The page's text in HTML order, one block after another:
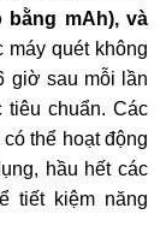
mAh), và
máy quét không
giờ sau mỗi lần
tiêu chuẩn. Các
thể hoạt động
hầu hết các
tiết kiệm năng